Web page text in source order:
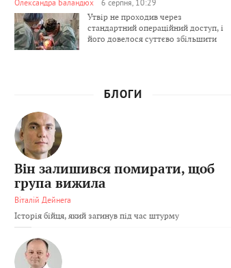
Олександра Баландюх
6 серпня, 10:29
Утвір не проходив через
стандартний операційний доступ, і
його довелося суттєво збільшити
БЛОГИ
Він залишився помирати, щоб
група вижила
Віталій Дейнега
Історія бійця, який загинув під час штурму